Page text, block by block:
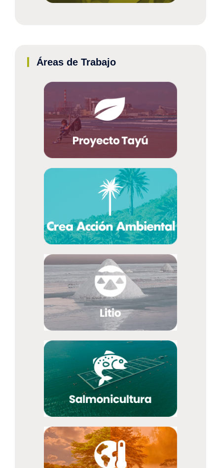
Áreas de Trabajo